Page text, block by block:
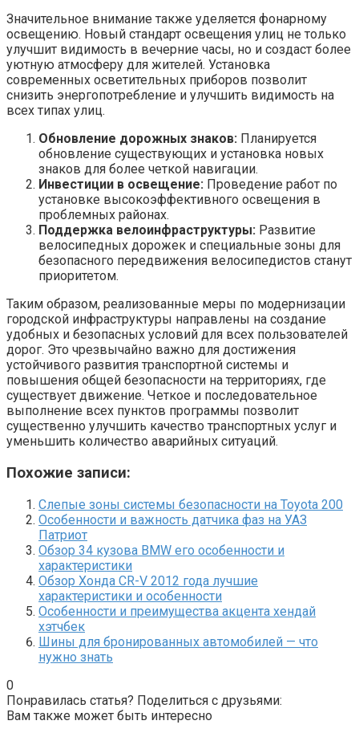
Значительное внимание также уделяется фонарному
освещению. Новый стандарт освещения улиц не только
улучшит видимость в вечерние часы, но и создаст более
уютную атмосферу для жителей. Установка
современных осветительных приборов позволит
снизить энергопотребление и улучшить видимость на
всех типах улиц.
Обновление дорожных знаков: Планируется
обновление существующих и установка новых
знаков для более четкой навигации.
Инвестиции в освещение: Проведение работ по
установке высокоэффективного освещения в
проблемных районах.
Поддержка велоинфраструктуры: Развитие
велосипедных дорожек и специальные зоны для
безопасного передвижения велосипедистов станут
приоритетом.
Таким образом, реализованные меры по модернизации
городской инфраструктуры направлены на создание
удобных и безопасных условий для всех пользователей
дорог. Это чрезвычайно важно для достижения
устойчивого развития транспортной системы и
повышения общей безопасности на территориях, где
существует движение. Четкое и последовательное
выполнение всех пунктов программы позволит
существенно улучшить качество транспортных услуг и
уменьшить количество аварийных ситуаций.
Похожие записи:
Слепые зоны системы безопасности на Toyota 200
Особенности и важность датчика фаз на УАЗ
Патриот
Обзор 34 кузова BMW его особенности и
характеристики
Обзор Хонда CR-V 2012 года лучшие
характеристики и особенности
Особенности и преимущества акцента хендай
хэтчбек
Шины для бронированных автомобилей — что
нужно знать
0
Понравилась статья? Поделиться с друзьями:
Вам также может быть интересно